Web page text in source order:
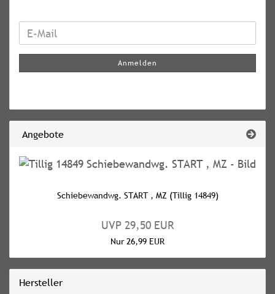
WEITER
ZUR
ANMELDUNG
E-
Anmelden
Angebote
Schiebewandwg. START , MZ (Tillig 14849)
UVP 29,50 EUR
Nur 26,99 EUR
Hersteller